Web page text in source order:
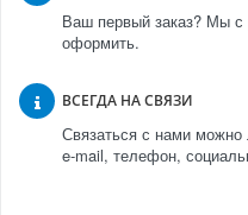
Ваш первый заказ? Мы с
оформить.
ВСЕГДА НА СВЯЗИ
Связаться с нами
e-mail, телефон,